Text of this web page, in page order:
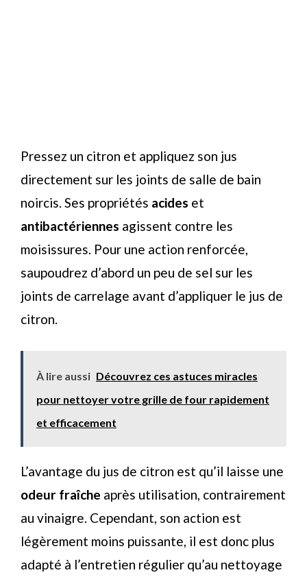
Pressez un citron et appliquez son jus
directement sur les joints de salle de bain
noircis. Ses propriétés acides et
antibactériennes agissent contre les
moisissures. Pour une action renforcée,
saupoudrez d’abord un peu de sel sur les
joints de carrelage avant d’appliquer le jus de
citron.
À lire aussi Découvrez ces astuces miracles
pour nettoyer votre grille de four rapidement
et efficacement
L’avantage du jus de citron est qu’il laisse une
odeur fraîche après utilisation, contrairement
au vinaigre. Cependant, son action est
légèrement moins puissante, il est donc plus
adapté à l’entretien régulier qu’au nettoyage